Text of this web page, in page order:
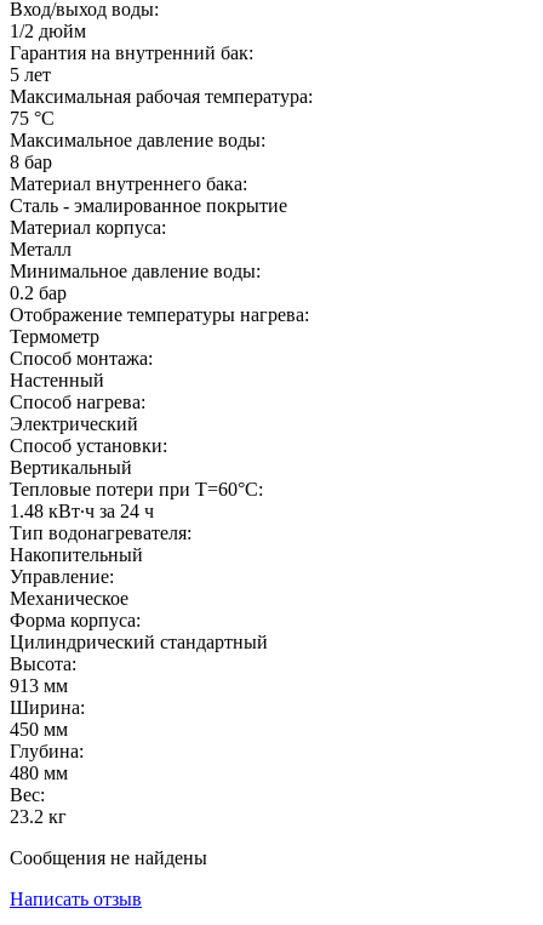
Вход/выход воды:
1/2 дюйм
Гарантия на внутренний бак:
5 лет
Максимальная рабочая температура:
75 °С
Максимальное давление воды:
8 бар
Материал внутреннего бака:
Сталь - эмалированное покрытие
Материал корпуса:
Металл
Минимальное давление воды:
0.2 бар
Отображение температуры нагрева:
Термометр
Способ монтажа:
Настенный
Способ нагрева:
Электрический
Способ установки:
Вертикальный
Тепловые потери при T=60°С:
1.48 кВт∙ч за 24 ч
Тип водонагревателя:
Накопительный
Управление:
Механическое
Форма корпуса:
Цилиндрический стандартный
Высота:
913 мм
Ширина:
450 мм
Глубина:
480 мм
Вес:
23.2 кг
Сообщения не найдены
Написать отзыв